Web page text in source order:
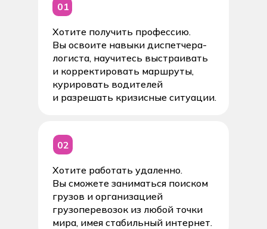
Хотите получить профессию.
Вы освоите навыки диспетчера-
логиста, научитесь выстраивать
и корректировать маршруты,
курировать водителей
и разрешать кризисные ситуации.
Хотите работать удаленно.
Вы сможете заниматься поиском
грузов и организацией
грузоперевозок из любой точки
мира, имея стабильный интернет.
02
01